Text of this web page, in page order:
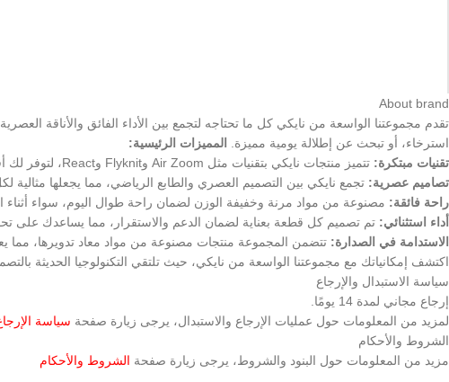
الاسم *
احفظ اسمي، بريدي الإلكتروني، والموقع الإلكتروني في هذا المتصفح لاستخدامها
About brand
تقدم مجموعتنا الواسعة من نايكي كل ما تحتاجه لتجمع بين الأداء الفائق والأناقة
استرخاء، أو تبحث عن إطلالة يومية مميزة.
المميزات الرئيسية:
تقنيات مبتكرة: تتميز منتجات نايكي بتقنيات مثل Air Zoom وFlyknit وReact، لتوفر لك أقصى درجات الراحة والاستجابة خلال التمارين.
تصاميم عصرية: تجمع نايكي بين التصميم العصري والطابع الرياضي، مما يجعلها
راحة فائقة: مصنوعة من مواد مرنة وخفيفة الوزن لضمان راحة طوال اليوم، سواء أثناء
أداء استثنائي: تم تصميم كل قطعة بعناية لضمان الدعم والاستقرار، مما يساعدك على
الاستدامة في الصدارة: تتضمن المجموعة منتجات مصنوعة من مواد معاد تدويرها، مما
اكتشف إمكانياتك مع مجموعتنا الواسعة من نايكي، حيث تلتقي التكنولوجيا الحديثة
سياسة الاستبدال والإرجاع
إرجاع مجاني لمدة 14 يومًا.
لمزيد من المعلومات حول عمليات الإرجاع والاستبدال، يرجى زيارة صفحة سياسة
الشروط والأحكام
مزيد من المعلومات حول البنود والشروط، يرجى زيارة صفحة الشروط والأحكام